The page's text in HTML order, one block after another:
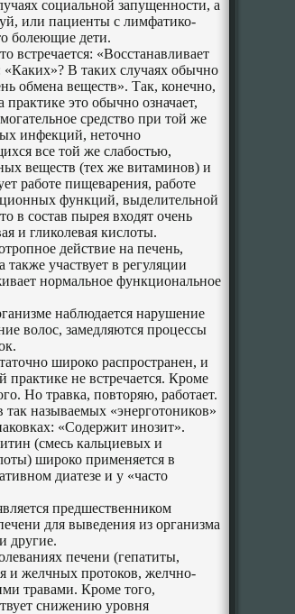
социальной запущенности, а
или пациенты с лимфатико-
болеющие дети.
встречается: «Восстанавливает
«Каких»? В таких случаях обычно
обмена веществ». Так, конечно,
практике это обычно означает,
средство при той же
инфекций, неточно
все той же слабостью,
веществ (тех же витаминов) и
работе пищеварения, работе
функций, выделительной
в состав пырея входят очень
и гликолевая кислоты.
действие на печень,
участвует в регуляции
нормальное функциональное
наблюдается нарушение
волос, замедляются процессы
широко распространен, и
не встречается. Кроме
Но травка, повторяю, работает.
так называемых «энерготоников»
«Содержит инозит».
(смесь кальциевых и
широко применяется в
диатезе и у «часто
предшественником
для выведения из организма
другие.
печени (гепатиты,
и желчных протоков, желчно-
травами. Кроме того,
снижению уровня